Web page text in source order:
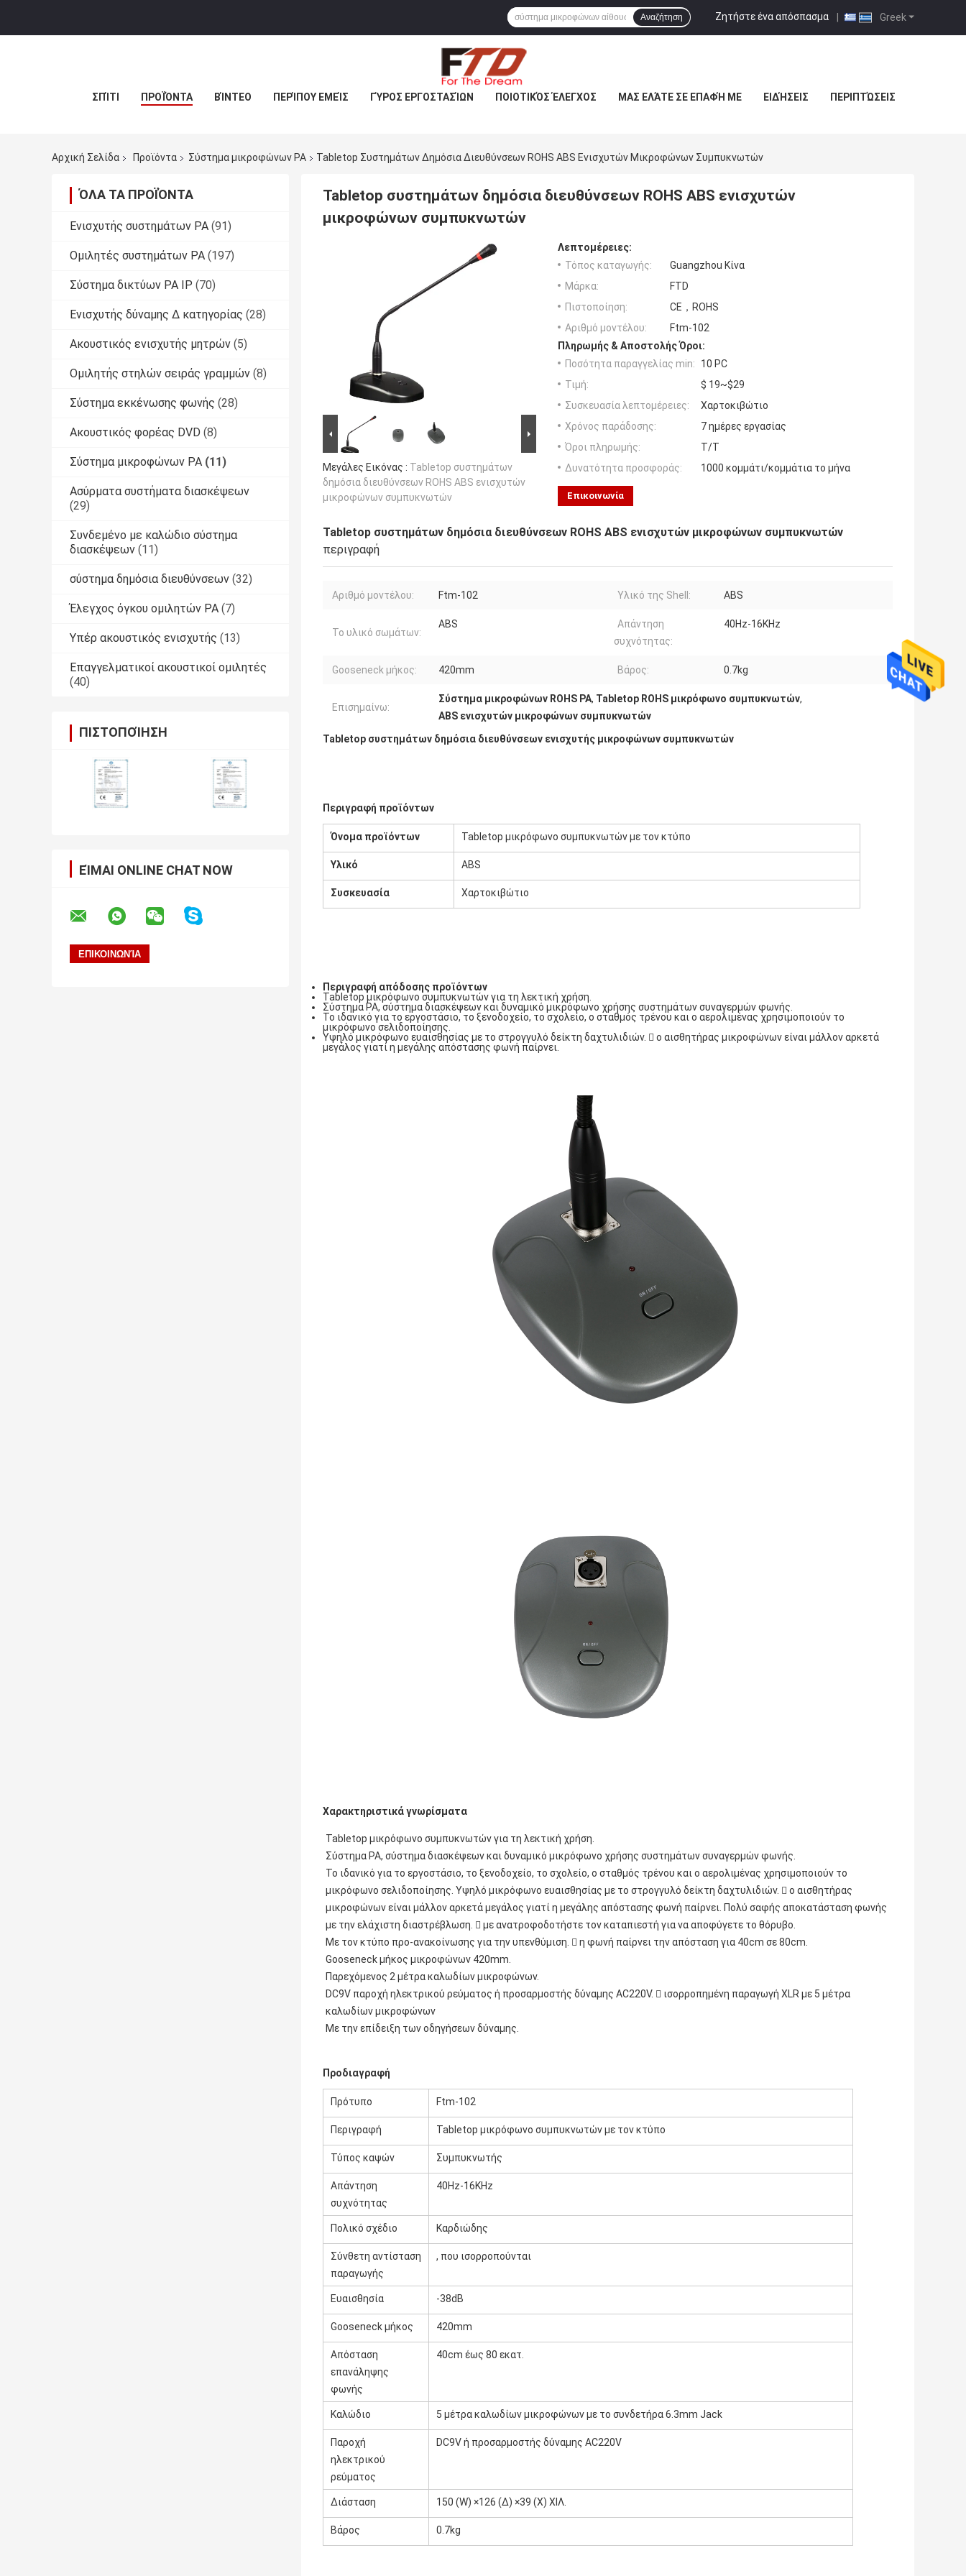
Greek
Ζητήστε ένα απόσπασμα |
Αναζήτηση
ΣΠΊΤΙ ΠΡΟΪΌΝΤΑ ΒΊΝΤΕΟ ΠΕΡΊΠΟΥ ΕΜΕΊΣ ΓΎΡΟΣ ΕΡΓΟΣΤΑΣΊΩΝ ΠΟΙΟΤΙΚΌΣ ΈΛΕΓΧΟΣ ΜΑΣ ΕΛΆΤΕ ΣΕ ΕΠΑΦΉ ΜΕ ΕΙΔΉΣΕΙΣ ΠΕΡΙΠΤΏΣΕΙΣ
Αρχική Σελίδα Προϊόντα Σύστημα μικροφώνων PA Tabletop Συστημάτων Δημόσια Διευθύνσεων ROHS ABS Ενισχυτών Μικροφώνων Συμπυκνωτών
ΌΛΑ ΤΑ ΠΡΟΪΌΝΤΑ
Ενισχυτής συστημάτων PA (91)
Ομιλητές συστημάτων PA (197)
Σύστημα δικτύων PA IP (70)
Ενισχυτής δύναμης Δ κατηγορίας (28)
Ακουστικός ενισχυτής μητρών (5)
Ομιλητής στηλών σειράς γραμμών (8)
Σύστημα εκκένωσης φωνής (28)
Ακουστικός φορέας DVD (8)
Σύστημα μικροφώνων PA (11)
Ασύρματα συστήματα διασκέψεων
(29)
Συνδεμένο με καλώδιο σύστημα
διασκέψεων (11)
σύστημα δημόσια διευθύνσεων (32)
Έλεγχος όγκου ομιλητών PA (7)
Υπέρ ακουστικός ενισχυτής (13)
Επαγγελματικοί ακουστικοί ομιλητές
(40)
ΠΙΣΤΟΠΟΊΗΣΗ
ΕΊΜΑΙ ONLINE CHAT NOW
Tabletop συστημάτων δημόσια διευθύνσεων ROHS ABS ενισχυτών
μικροφώνων συμπυκνωτών
Μεγάλες Εικόνας : Tabletop συστημάτων
δημόσια διευθύνσεων ROHS ABS ενισχυτών
μικροφώνων συμπυκνωτών
Λεπτομέρειες:
Τόπος καταγωγής:
Guangzhou Κίνα
Μάρκα:
FTD
Πιστοποίηση:
CE，ROHS
Αριθμό μοντέλου:
Ftm-102
Πληρωμής & Αποστολής Όροι:
Ποσότητα παραγγελίας min:
10 PC
Τιμή:
$ 19~$29
Συσκευασία λεπτομέρειες:
Χαρτοκιβώτιο
Χρόνος παράδοσης:
7 ημέρες εργασίας
Όροι πληρωμής:
T/T
Δυνατότητα προσφοράς:
1000 κομμάτι/κομμάτια το μήνα
Επικοινωνία
Tabletop συστημάτων δημόσια διευθύνσεων ROHS ABS ενισχυτών μικροφώνων συμπυκνωτών
περιγραφή
Αριθμό μοντέλου: Ftm-102 Υλικό της Shell: ABS
Το υλικό σωμάτων:
ABS
Απάντηση
συχνότητας:
40Hz-16KHz
Gooseneck μήκος: 420mm Βάρος: 0.7kg
Επισημαίνω:
Σύστημα μικροφώνων ROHS PA, Tabletop ROHS μικρόφωνο συμπυκνωτών,
ABS ενισχυτών μικροφώνων συμπυκνωτών
Tabletop συστημάτων δημόσια διευθύνσεων ενισχυτής μικροφώνων συμπυκνωτών
Περιγραφή προϊόντων
Όνομα προϊόντων Tabletop μικρόφωνο συμπυκνωτών με τον κτύπο
Υλικό ABS
Συσκευασία Χαρτοκιβώτιο
Περιγραφή απόδοσης προϊόντων
Tabletop μικρόφωνο συμπυκνωτών για τη λεκτική χρήση.
Σύστημα PA, σύστημα διασκέψεων και δυναμικό μικρόφωνο χρήσης συστημάτων συναγερμών φωνής.
Το ιδανικό για το εργοστάσιο, το ξενοδοχείο, το σχολείο, ο σταθμός τρένου και ο αερολιμένας χρησιμοποιούν το
μικρόφωνο σελιδοποίησης.
Υψηλό μικρόφωνο ευαισθησίας με το στρογγυλό δείκτη δαχτυλιδιών.  ο αισθητήρας μικροφώνων είναι μάλλον αρκετά
μεγάλος γιατί η μεγάλης απόστασης φωνή παίρνει.
Χαρακτηριστικά γνωρίσματα
Tabletop μικρόφωνο συμπυκνωτών για τη λεκτική χρήση.
Σύστημα PA, σύστημα διασκέψεων και δυναμικό μικρόφωνο χρήσης συστημάτων συναγερμών φωνής.
Το ιδανικό για το εργοστάσιο, το ξενοδοχείο, το σχολείο, ο σταθμός τρένου και ο αερολιμένας χρησιμοποιούν το
μικρόφωνο σελιδοποίησης. Υψηλό μικρόφωνο ευαισθησίας με το στρογγυλό δείκτη δαχτυλιδιών.  ο αισθητήρας
μικροφώνων είναι μάλλον αρκετά μεγάλος γιατί η μεγάλης απόστασης φωνή παίρνει. Πολύ σαφής αποκατάσταση φωνής
με την ελάχιστη διαστρέβλωση.  με ανατροφοδοτήστε τον καταπιεστή για να αποφύγετε το θόρυβο.
Με τον κτύπο προ-ανακοίνωσης για την υπενθύμιση.  η φωνή παίρνει την απόσταση για 40cm σε 80cm.
Gooseneck μήκος μικροφώνων 420mm.
Παρεχόμενος 2 μέτρα καλωδίων μικροφώνων.
DC9V παροχή ηλεκτρικού ρεύματος ή προσαρμοστής δύναμης AC220V.  ισορροπημένη παραγωγή XLR με 5 μέτρα
καλωδίων μικροφώνων
Με την επίδειξη των οδηγήσεων δύναμης.
Προδιαγραφή
Πρότυπο Ftm-102
Περιγραφή Tabletop μικρόφωνο συμπυκνωτών με τον κτύπο
Τύπος καψών Συμπυκνωτής
Απάντηση
συχνότητας
40Hz-16KHz
Πολικό σχέδιο Καρδιώδης
Σύνθετη αντίσταση
παραγωγής
, που ισορροπούνται
Ευαισθησία -38dB
Gooseneck μήκος 420mm
Απόσταση
επανάληψης
φωνής
40cm έως 80 εκατ.
Καλώδιο 5 μέτρα καλωδίων μικροφώνων με το συνδετήρα 6.3mm Jack
Παροχή
ηλεκτρικού
ρεύματος
DC9V ή προσαρμοστής δύναμης AC220V
Διάσταση 150 (W) ×126 (Δ) ×39 (Χ) ΧΙΛ.
Βάρος 0.7kg